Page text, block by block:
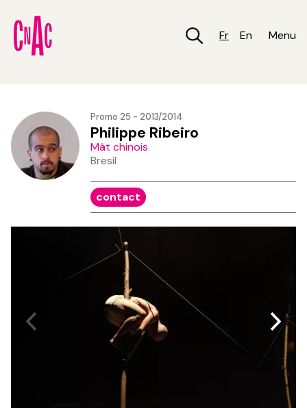
contenu
principal
Fr En Menu
Promo 25 - 2013/2014
Philippe Ribeiro
Mât chinois
Bresil
contact